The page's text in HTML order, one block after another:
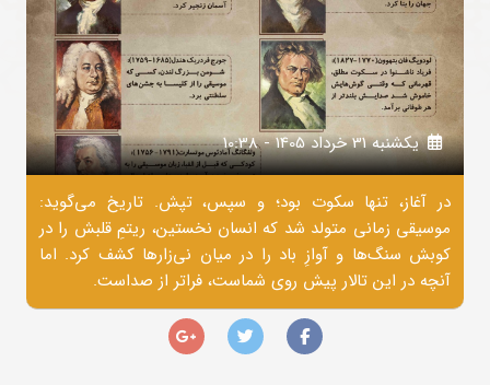
يکشنبه 31 خرداد 1405 - 10:38
در آغاز، تنها سکوت بود؛ و سپس، تپش. تاریخ می‌گوید:
موسیقی زمانی متولد شد که انسان نخستین، ریتمِ قلبش را در
کوبش سنگ‌ها و آوازِ باد را در میان نی‌زارها کشف کرد. اما
آنچه در این تالار پیش روی شماست، فراتر از صداست.